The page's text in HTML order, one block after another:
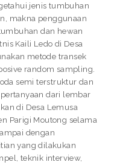
jenis tumbuhan
makna penggunaan
dan hewan
Kaili Ledo di Desa
metode transek
random sampling.
semi terstruktur dan
dari lembar
di Desa Lemusa
Parigi Moutong selama
dengan
yang dilakukan
teknik interview,